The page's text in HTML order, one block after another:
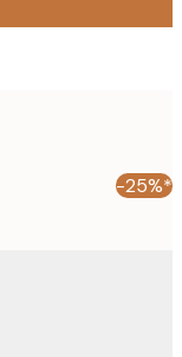
-25%*